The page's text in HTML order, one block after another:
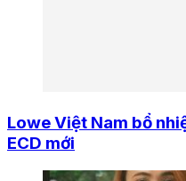
Lowe Việt Nam bổ
ECD mới